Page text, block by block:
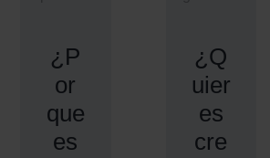
¿P
or
que
es
¿Q
uier
es
cre